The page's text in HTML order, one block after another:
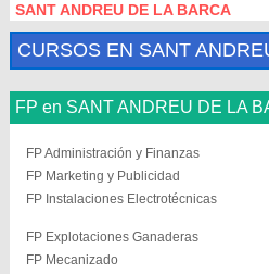
SANT ANDREU DE LA BARCA
CURSOS EN SANT
FP en SANT ANDREU DE LA
FP Administración y Finanzas
FP Marketing y Publicidad
FP Instalaciones Electrotécnicas
FP Explotaciones Ganaderas
FP Mecanizado